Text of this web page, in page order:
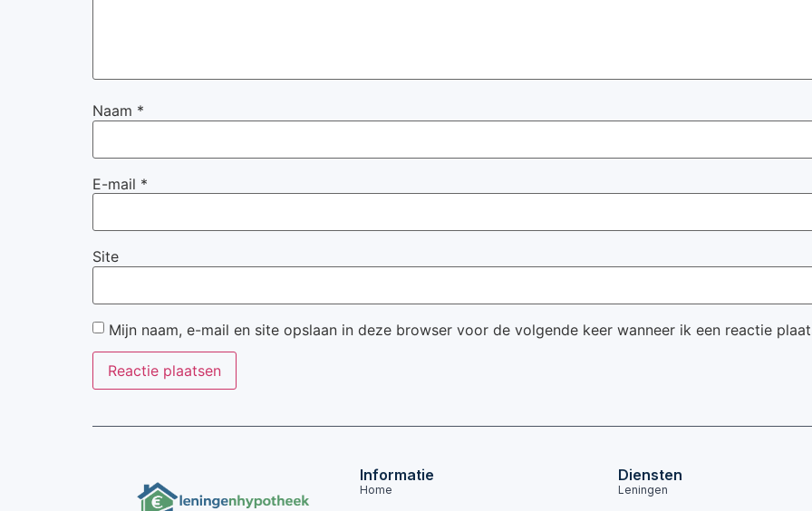
Naam *
E-mail *
Site
Mijn naam, e-mail en site opslaan in deze browser voor de volgende keer wanneer ik een reactie
Informatie
Home
Diensten
Leningen